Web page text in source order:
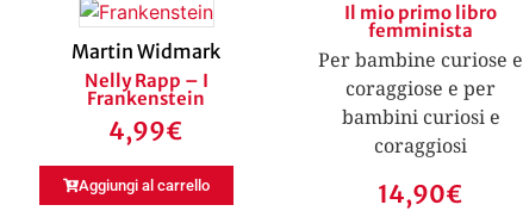
Martin Widmark
Nelly Rapp – I
Frankenstein
4,99€
Aggiungi al carrello
Il mio primo libro
femminista
Per bambine curiose e
coraggiose e per
bambini curiosi e
coraggiosi
14,90€